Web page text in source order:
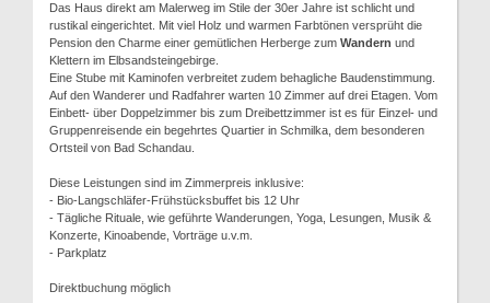
Das Haus direkt am Malerweg im Stile der 30er Jahre ist schlicht und
rustikal eingerichtet. Mit viel Holz und warmen Farbtönen versprüht die
Pension den Charme einer gemütlichen Herberge zum Wandern und
Klettern im Elbsandsteingebirge.
Eine Stube mit Kaminofen verbreitet zudem behagliche Baudenstimmung.
Auf den Wanderer und Radfahrer warten 10 Zimmer auf drei Etagen. Vom
Einbett- über Doppelzimmer bis zum Dreibettzimmer ist es für Einzel- und
Gruppenreisende ein begehrtes Quartier in Schmilka, dem besonderen
Ortsteil von Bad Schandau.
Diese Leistungen sind im Zimmerpreis inklusive:
- Bio-Langschläfer-Frühstücksbuffet bis 12 Uhr
- Tägliche Rituale, wie geführte Wanderungen, Yoga, Lesungen, Musik &
Konzerte, Kinoabende, Vorträge u.v.m.
- Parkplatz
Direktbuchung möglich